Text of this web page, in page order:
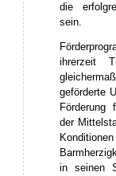
die
sein.
ihrerzeit
geförderte
Förderung
der
in seinen